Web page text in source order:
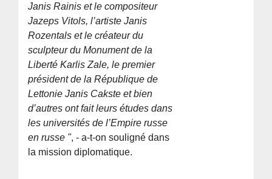
Janis Rainis et le compositeur
Jazeps Vitols, l’artiste Janis
Rozentals et le créateur du
sculpteur du Monument de la
Liberté Karlis Zale, le premier
président de la République de
Lettonie Janis Cakste et bien
d’autres ont fait leurs études dans
les universités de l’Empire russe
en russe ", - a-t-on souligné dans
la mission diplomatique.